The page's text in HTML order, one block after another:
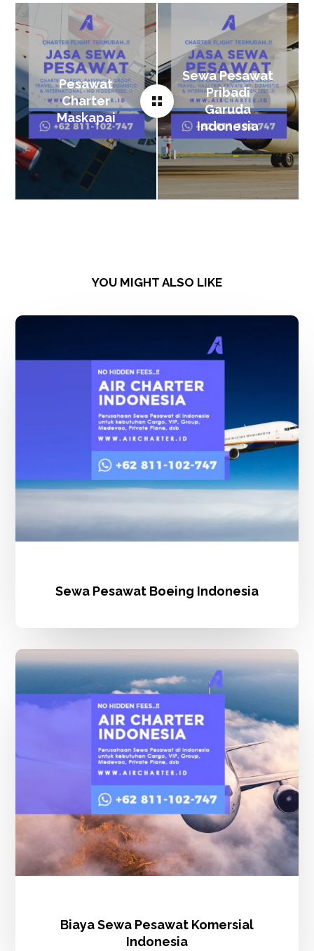
Pesawat
Charter
Maskapai
Sewa Pesawat
Pribadi
Garuda
Indonesia
YOU MIGHT ALSO LIKE
Boeing
Indonesia
Sewa Pesawat Boeing Indonesia
Biaya
Sewa
Pesawat
Komersial
Indonesia
Biaya Sewa Pesawat Komersial
Indonesia